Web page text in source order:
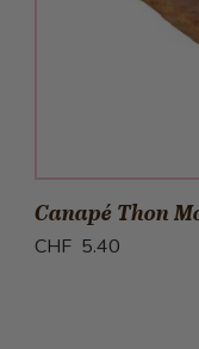
Canapé Thon
CHF 5.40